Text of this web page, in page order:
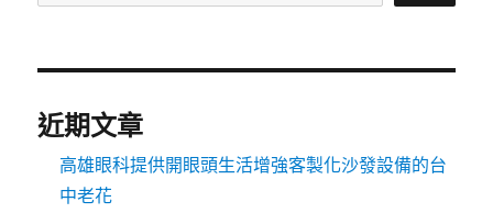
近期文章
高雄眼科提供開眼頭生活增強客製化沙發設備的台
中老花